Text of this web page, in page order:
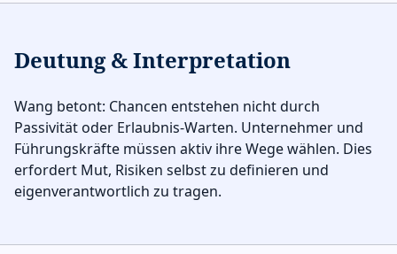
Deutung & Interpretation
Wang betont: Chancen entstehen nicht durch
Passivität oder Erlaubnis-Warten. Unternehmer und
Führungskräfte müssen aktiv ihre Wege wählen. Dies
erfordert Mut, Risiken selbst zu definieren und
eigenverantwortlich zu tragen.